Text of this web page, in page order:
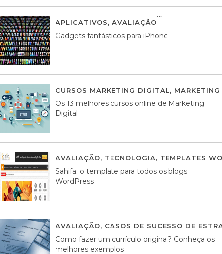
APLICATIVOS, AVALIAÇÃO
Gadgets fantásticos para iPhone
CURSOS MARKETING DIGITAL,
Os 13 melhores cursos online de Marketing
Digital
AVALIAÇÃO, TECNOLOGIA, TEMPLATES
Sahifa: o template para todos os blogs
WordPress
AVALIAÇÃO, CASOS DE SUCESSO DE
Como fazer um currículo original? Conheça os
melhores exemplos